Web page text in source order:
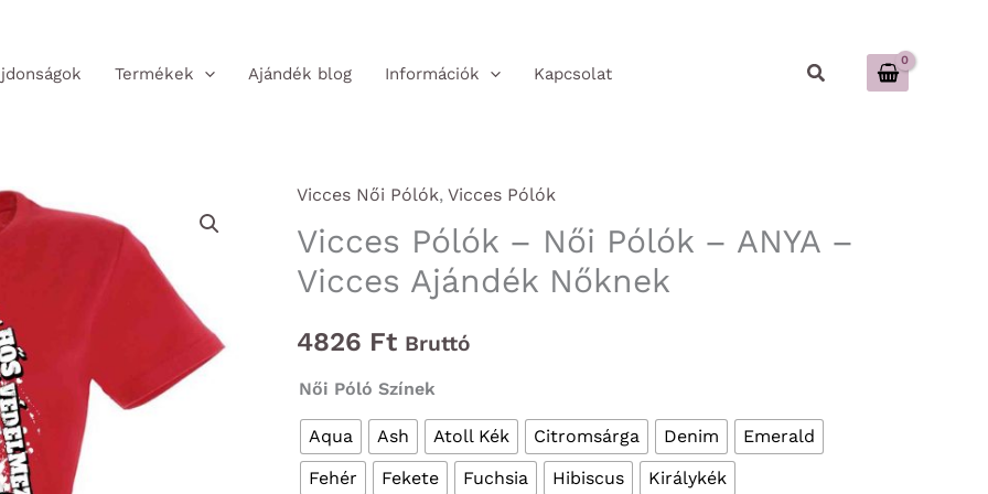
Termékek Ajándék blog Információk Kapcsolat Keresés
Vicces Női Pólók, Vicces Pólók
Vicces Pólók – Női Pólók – ANYA –
Vicces Ajándék Nőknek
4826 Ft Bruttó
Női Póló Színek
Aqua Ash Atoll Kék Citromsárga Denim
Emerald
Fehér
Fekete Fuchsia Hibiscus
Királykék